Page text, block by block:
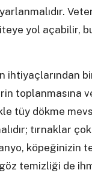
yol açabilir,
ihtiyaçlarından
toplanmasına
tüy dökme
tırnaklar
köpeğinizin
temizliği de